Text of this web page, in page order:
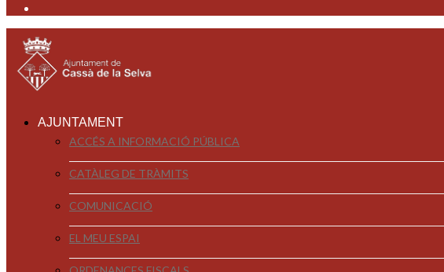
AJUNTAMENT
ACCÉS A INFORMACIÓ PÚBLICA
CATÀLEG DE TRÀMITS
COMUNICACIÓ
EL MEU ESPAI